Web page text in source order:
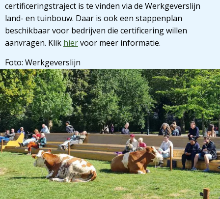
certificeringstraject is te vinden via de Werkgeverslijn
land- en tuinbouw. Daar is ook een stappenplan
beschikbaar voor bedrijven die certificering willen
aanvragen. Klik hiervoor meer informatie.
Foto: Werkgeverslijn